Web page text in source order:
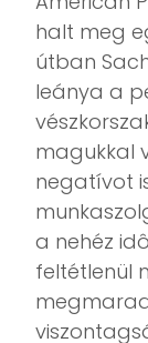
halt meg
útban
leánya a
magukkal
negatívot
a nehéz
feltétlenül